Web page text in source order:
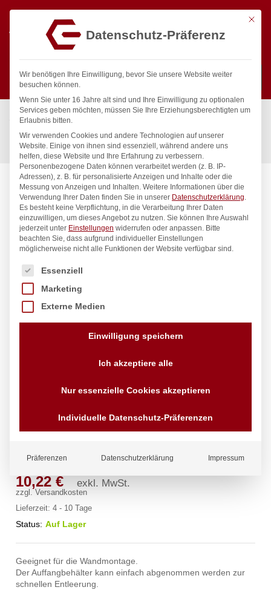
Suchen
Start / Gastronomiebedarf & Gastro Geräte für Profis
Bar & Kaffee
Ausgießer & Flaschenöffner
Flaschenöffner mit Auffangbehälter, Bar up, 135x70x(H)295mm
Flaschenöffner mit Auffangbehälter,
Bar up, 135x70x(H)295mm
10,22€ exkl. MwSt.
zzgl.Versandkosten
Lieferzeit:4 - 10 Tage
Status: Auf Lager
Geeignet für die Wandmontage.
Der Auffangbehälter kann einfach abgenommen werden zur
schnellen Entleerung.
Mit
Datenschutz-Präferenz
Wir benötigen Ihre Einwilligung, bevor Sie unsere Website weiter
besuchen können.
Wenn Sie unter 16 Jahre alt sind und Ihre Einwilligung zu optionalen
Services geben möchten, müssen Sie Ihre Erziehungsberechtigten um
Erlaubnis bitten.
Wir verwenden Cookies und andere Technologien auf unserer
Website. Einige von ihnen sind essenziell, während andere uns
helfen, diese Website und Ihre Erfahrung zu verbessern.
Personenbezogene Daten können verarbeitet werden (z. B. IP-
Adressen), z. B. für personalisierte Anzeigen und Inhalte oder die
Messung von Anzeigen und Inhalten. Weitere Informationen über die
Verwendung Ihrer Daten finden Sie in unserer Datenschutzerklärung.
Es besteht keine Verpflichtung, in die Verarbeitung Ihrer Daten
einzuwilligen, um dieses Angebot zu nutzen. Sie können Ihre Auswahl
jederzeit unter Einstellungen widerrufen oder anpassen. Bitte
beachten Sie, dass aufgrund individueller Einstellungen
möglicherweise nicht alle Funktionen der Website verfügbar sind.
Es folgt eine Liste der Service-Gruppen, für die eine
Essenziell
Marketing
Externe Medien
Einwilligung speichern
Ich akzeptiere alle
Nur essenzielle Cookies akzeptieren
Individuelle Datenschutz-Präferenzen
Präferenzen Datenschutzerklärung Impressum